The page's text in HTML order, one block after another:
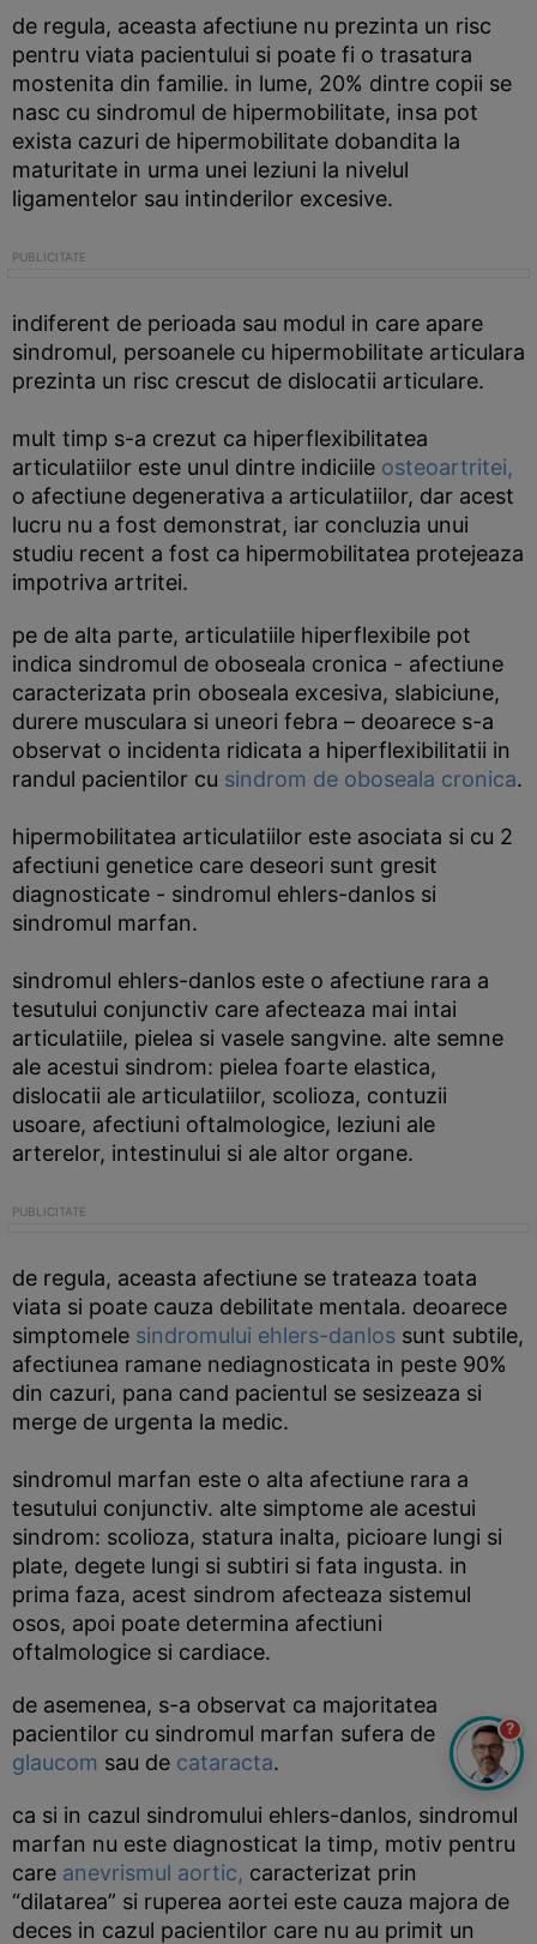
de regula, aceasta afectiune nu prezinta un risc
pentru viata pacientului si poate fi o trasatura
mostenita din familie. in lume, 20% dintre copii se
nasc cu sindromul de hipermobilitate, insa pot
exista cazuri de hipermobilitate dobandita la
maturitate in urma unei leziuni la nivelul
ligamentelor sau intinderilor excesive.
indiferent de perioada sau modul in care apare
sindromul, persoanele cu hipermobilitate articulara
prezinta un risc crescut de dislocatii articulare.
mult timp s-a crezut ca hiperflexibilitatea
articulatiilor este unul dintre indiciile osteoartritei,
o afectiune degenerativa a articulatiilor, dar acest
lucru nu a fost demonstrat, iar concluzia unui
studiu recent a fost ca hipermobilitatea protejeaza
impotriva artritei.
pe de alta parte, articulatiile hiperflexibile pot
indica sindromul de oboseala cronica - afectiune
caracterizata prin oboseala excesiva, slabiciune,
durere musculara si uneori febra – deoarece s-a
observat o incidenta ridicata a hiperflexibilitatii in
randul pacientilor cu sindrom de oboseala cronica.
hipermobilitatea articulatiilor este asociata si cu 2
afectiuni genetice care deseori sunt gresit
diagnosticate - sindromul ehlers-danlos si
sindromul marfan.
sindromul ehlers-danlos este o afectiune rara a
tesutului conjunctiv care afecteaza mai intai
articulatiile, pielea si vasele sangvine. alte semne
ale acestui sindrom: pielea foarte elastica,
dislocatii ale articulatiilor, scolioza, contuzii
usoare, afectiuni oftalmologice, leziuni ale
arterelor, intestinului si ale altor organe.
de regula, aceasta afectiune se trateaza toata
viata si poate cauza debilitate mentala. deoarece
simptomele sindromului ehlers-danlos sunt subtile,
afectiunea ramane nediagnosticata in peste 90%
din cazuri, pana cand pacientul se sesizeaza si
merge de urgenta la medic.
sindromul marfan este o alta afectiune rara a
tesutului conjunctiv. alte simptome ale acestui
sindrom: scolioza, statura inalta, picioare lungi si
plate, degete lungi si subtiri si fata ingusta. in
prima faza, acest sindrom afecteaza sistemul
osos, apoi poate determina afectiuni
oftalmologice si cardiace.
de asemenea, s-a observat ca majoritatea
pacientilor cu sindromul marfan sufera de
glaucom sau de cataracta.
ca si in cazul sindromului ehlers-danlos, sindromul
marfan nu este diagnosticat la timp, motiv pentru
care anevrismul aortic, caracterizat prin
“dilatarea” si ruperea aortei este cauza majora de
deces in cazul pacientilor care nu au primit un
?